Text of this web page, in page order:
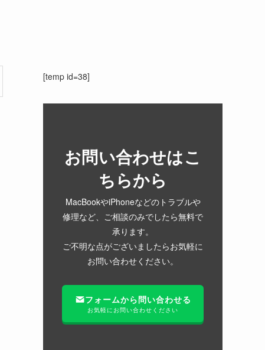
[temp id=38]
お問い合わせはこ
ちらから
MacBookやiPhoneなどのトラブルや
修理など、ご相談のみでしたら無料で
承ります。
ご不明な点がございましたらお気軽に
お問い合わせください。
フォームから問い合わせる
お気軽にお問い合わせください